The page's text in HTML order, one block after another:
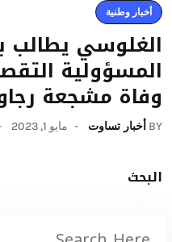
أخبار وطنية
الغلوسي
المسؤولية
وفاة مشجعة
BY أخبار تساوت مايو 1, 2023
البحث